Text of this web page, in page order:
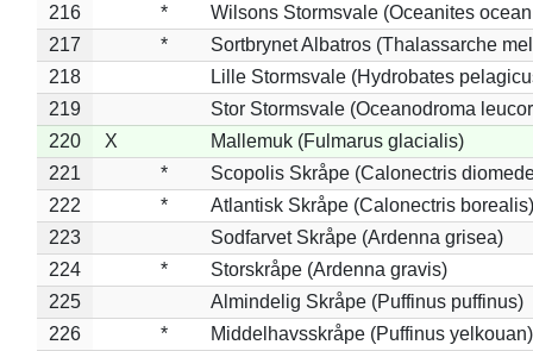
216
*
Wilsons Stormsvale (Oceanites
217
*
Sortbrynet Albatros (Thalassarche
218
Lille Stormsvale (Hydrobates
219
Stor Stormsvale (Oceanodroma
220
X
Mallemuk (Fulmarus glacialis)
221
*
Scopolis Skråpe (Calonectris
222
*
Atlantisk Skråpe (Calonectris borealis)
223
Sodfarvet Skråpe (Ardenna grisea)
224
*
Storskråpe (Ardenna gravis)
225
Almindelig Skråpe (Puffinus puffinus)
226
* Middelhavsskråpe (Puffinus yelkouan)